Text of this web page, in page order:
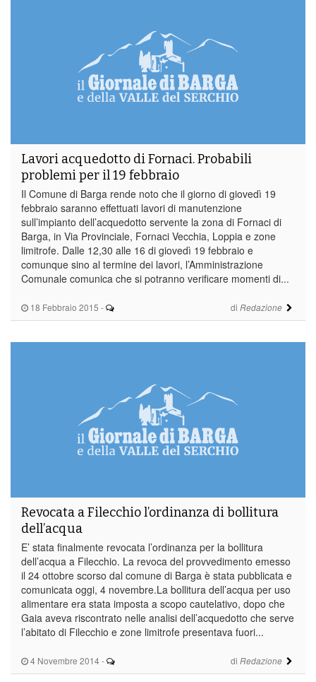
18 Febbraio 2015 - di Redazione
Lavori acquedotto di Fornaci. Probabili
problemi per il 19 febbraio
Il Comune di Barga rende noto che il giorno di giovedì 19
febbraio saranno effettuati lavori di manutenzione
sull’impianto dell’acquedotto servente la zona di Fornaci di
Barga, in Via Provinciale, Fornaci Vecchia, Loppia e zone
limitrofe. Dalle 12,30 alle 16 di giovedì 19 febbraio e
comunque sino al termine dei lavori, l’Amministrazione
Comunale comunica che si potranno verificare momenti di...
4 Novembre 2014 - di Redazione
Revocata a Filecchio l’ordinanza di bollitura
dell’acqua
E’ stata finalmente revocata l’ordinanza per la bollitura
dell’acqua a Filecchio. La revoca del provvedimento emesso
il 24 ottobre scorso dal comune di Barga è stata pubblicata e
comunicata oggi, 4 novembre.La bollitura dell’acqua per uso
alimentare era stata imposta a scopo cautelativo, dopo che
Gaia aveva riscontrato nelle analisi dell’acquedotto che serve
l’abitato di Filecchio e zone limitrofe presentava fuori...